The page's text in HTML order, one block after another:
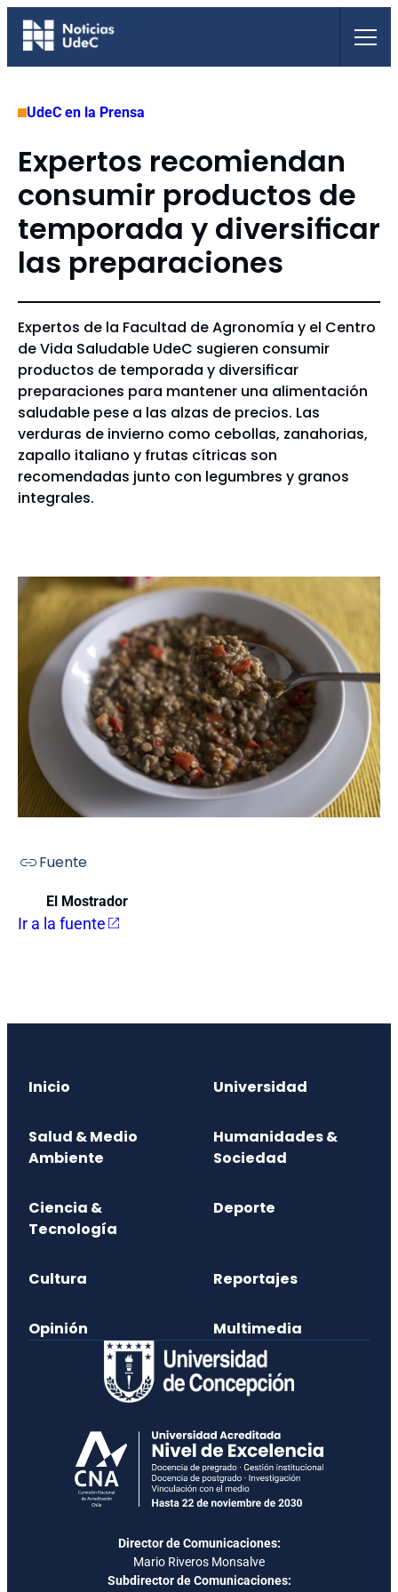
Saltar
UdeC en la Prensa
Expertos recomiendan
consumir productos de
temporada y diversificar
las preparaciones
Expertos de la Facultad de Agronomía y el Centro
de Vida Saludable UdeC sugieren consumir
productos de temporada y diversificar
preparaciones para mantener una alimentación
saludable pese a las alzas de precios. Las
verduras de invierno como cebollas, zanahorias,
zapallo italiano y frutas cítricas son
recomendadas junto con legumbres y granos
integrales.
Fuente
El Mostrador
Ir a la fuente
Inicio Universidad
Salud & Medio
Ambiente
Humanidades &
Sociedad
Ciencia &
Tecnología
Deporte
Cultura Reportajes
Opinión Multimedia
Director de Comunicaciones:
Mario Riveros Monsalve
Subdirector de Comunicaciones: